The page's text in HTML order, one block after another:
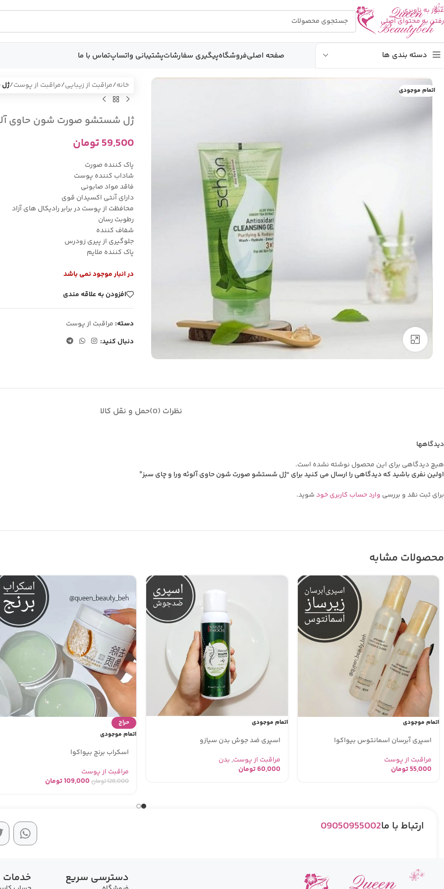
عبور به ناوبری
رفتن به محتوای اصلی
دسته بندی ها صفحه اصلیفروشگاهپیگیری سفارشاتپشتیبانی واتساپتماس با ما
اتمام موجودی خانه/مراقبت از زیبایی/مراقبت از پوست/
ژل شستشو صورت شون حاوی
59,500تومان
پاک کننده صورت
شاداب کننده پوست
فاقد مواد صابونی
دارای آنتی اکسیدان قوی
محافظت از پوست در برابر رادیکال های آزاد
رطوبت رسان
شفاف کننده
جلوگیری از پیری زودرس
پاک کننده ملایم
در انبار موجود نمی باشد
افزودن به علاقه مندی
دسته: مراقبت از پوست
دنبال کنید:
نظرات (0) حمل و نقل کالا
دیدگاهها
هیچ دیدگاهی برای این محصول نوشته نشده است.
اولین نفری باشید که دیدگاهی را ارسال می کنید برای “ژل شستشو صورت شون حاوی آلوئه ورا و چای سبز”
برای ثبت نقد و بررسی وارد حساب کاربری خودشوید.
محصولات مشابه
اتمام موجودی
اسپری آبرسان اسمانتوس بیواکوا
مراقبت از پوست
55,000تومان
اتمام موجودی
اسپری ضد جوش بدن سیازو
مراقبت از پوست, بدن
60,000تومان
حراج
اتمام موجودی
اسکراب برنج بیواکوا
مراقبت از پوست
128,000تومان 109,000تومان
ارتباط با ما09050955002
دسترسی سریع خدمات